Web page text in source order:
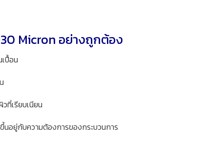
Micron อย่างถูกต้อง
ปื้อน
ที่เรียบเนียน
นอยู่กับความต้องการของกระบวนการ